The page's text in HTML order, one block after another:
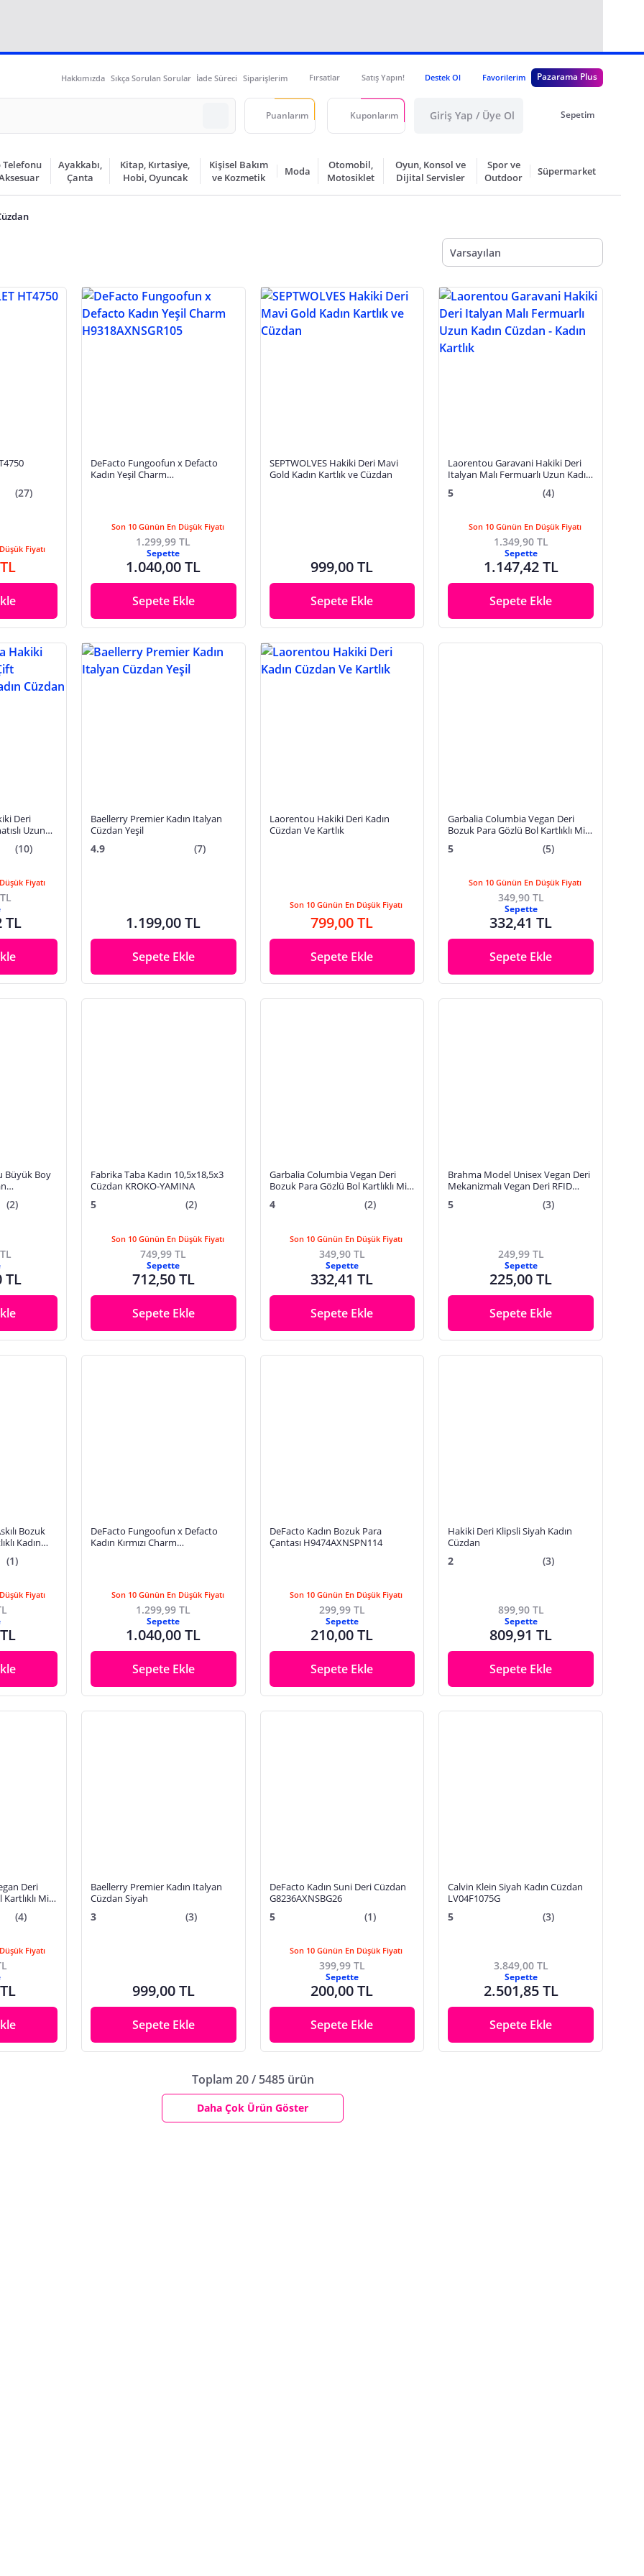
Hakkımızda Sıkça Sorulan Sorular İade Süreci Siparişlerim Fırsatlar Satış Yapın! Destek Ol Favorilerim Pazarama Plus
Puanlarım Kuponlarım Giriş Yap / Üye Ol Sepetim
Telefonu
Ayakkabı,
Çanta
Kitap, Kırtasiye,
Hobi, Oyuncak
Kişisel Bakım
ve Kozmetik
Moda
Otomobil,
Motosiklet
Oyun, Konsol ve
Dijital Servisler
Spor ve
Outdoor
Süpermarket
Varsayılan
(27)
Fiyatı
DeFacto Fungoofun x Defacto
Kadın Yeşil Charm
Son 10 Günün En Düşük Fiyatı
1.299,99 TL
Sepette
1.040,00 TL
Sepete Ekle
SEPTWOLVES Hakiki Deri Mavi
Gold Kadın Kartlık ve Cüzdan
999,00 TL
Sepete Ekle
Laorentou Garavani Hakiki Deri
Italyan Malı Fermuarlı Uzun Kadın
5 (4)
Son 10 Günün En Düşük Fiyatı
1.349,90 TL
Sepette
1.147,42 TL
Sepete Ekle
Deri
Uzun
(10)
Fiyatı
TL
Baellerry Premier Kadın Italyan
Cüzdan Yeşil
4.9 (7)
1.199,00 TL
Sepete Ekle
Laorentou Hakiki Deri Kadın
Cüzdan Ve Kartlık
Son 10 Günün En Düşük Fiyatı
799,00 TL
Sepete Ekle
Garbalia Columbia Vegan Deri
Bozuk Para Gözlü Bol Kartlıklı Mini
5 (5)
Son 10 Günün En Düşük Fiyatı
349,90 TL
Sepette
332,41 TL
Sepete Ekle
Büyük Boy
(2)
TL
Fabrika Taba Kadın 10,5x18,5x3
Cüzdan KROKO-YAMINA
5 (2)
Son 10 Günün En Düşük Fiyatı
749,99 TL
Sepette
712,50 TL
Sepete Ekle
Garbalia Columbia Vegan Deri
Bozuk Para Gözlü Bol Kartlıklı Mini
4 (2)
Son 10 Günün En Düşük Fiyatı
349,90 TL
Sepette
332,41 TL
Sepete Ekle
Brahma Model Unisex Vegan Deri
Mekanizmalı Vegan Deri RFID
5 (3)
249,99 TL
Sepette
225,00 TL
Sepete Ekle
Bozuk
Kadın
(1)
Fiyatı
DeFacto Fungoofun x Defacto
Kadın Kırmızı Charm
Son 10 Günün En Düşük Fiyatı
1.299,99 TL
Sepette
1.040,00 TL
Sepete Ekle
DeFacto Kadın Bozuk Para
Çantası H9474AXNSPN114
Son 10 Günün En Düşük Fiyatı
299,99 TL
Sepette
210,00 TL
Sepete Ekle
Hakiki Deri Klipsli Siyah Kadın
Cüzdan
2 (3)
899,90 TL
Sepette
809,91 TL
Sepete Ekle
Deri
Mini
(4)
Fiyatı
Baellerry Premier Kadın Italyan
Cüzdan Siyah
3 (3)
999,00 TL
Sepete Ekle
DeFacto Kadın Suni Deri Cüzdan
G8236AXNSBG26
5 (1)
Son 10 Günün En Düşük Fiyatı
399,99 TL
Sepette
200,00 TL
Sepete Ekle
Calvin Klein Siyah Kadın Cüzdan
LV04F1075G
5 (3)
3.849,00 TL
Sepette
2.501,85 TL
Sepete Ekle
Toplam 20 / 5485 ürün
Daha Çok Ürün Göster